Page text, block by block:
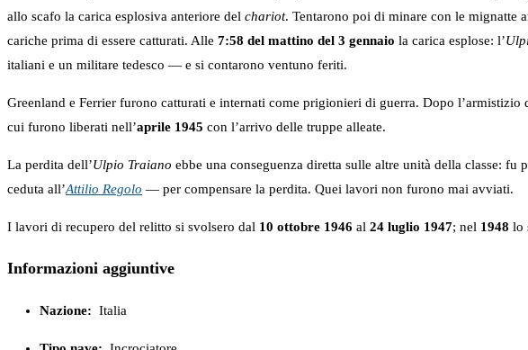
allo scafo la carica esplosiva anteriore del chariot. Tentarono poi di minare con le mignatte
cariche prima di essere catturati. Alle 7:58 del mattino del 3 gennaio la carica esplose: l’
italiani e un militare tedesco — e si contarono ventuno feriti.
Greenland e Ferrier furono catturati e internati come prigionieri di guerra. Dopo
cui furono liberati nell’aprile 1945 con l’arrivo delle truppe alleate.
La perdita dell’Ulpio Traiano ebbe una conseguenza diretta sulle altre unità della classe:
ceduta all’Attilio Regolo — per compensare la perdita. Quei lavori non furono mai avviati.
I lavori di recupero del relitto si svolsero dal 10 ottobre 1946 al 24 luglio 1947; nel 1948 lo
Informazioni aggiuntive
Nazione: Italia